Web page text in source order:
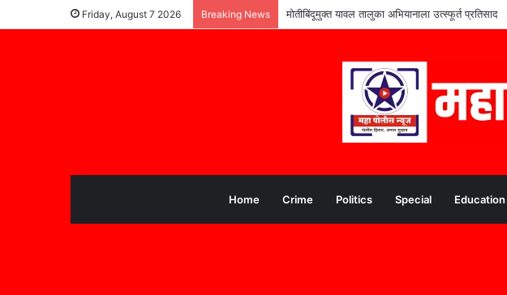
Friday, August 7 2026 Breaking News पूरग्रस्त विद्यार्थ्यांच्या शिक्षणाला आधार; ममुराबाद येथे
Home Crime Politics Special Education